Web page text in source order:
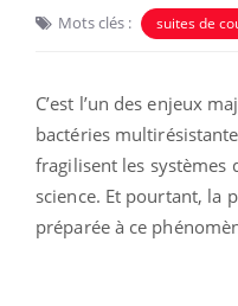
Mots clés : suites de
C’est l’un des enjeux
bactéries
fragilisent les systèmes
science. Et pourtant, la
préparée à ce